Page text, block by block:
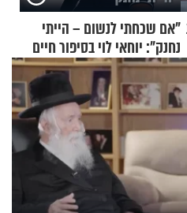
"אם שכחתי לנשום – הייתי
נחנק": יוחאי לוי בסיפור חיים
מעורר השראה